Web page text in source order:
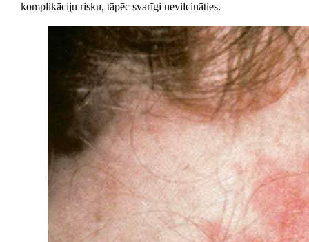
komplikāciju risku, tāpēc svarīgi nevilcināties.